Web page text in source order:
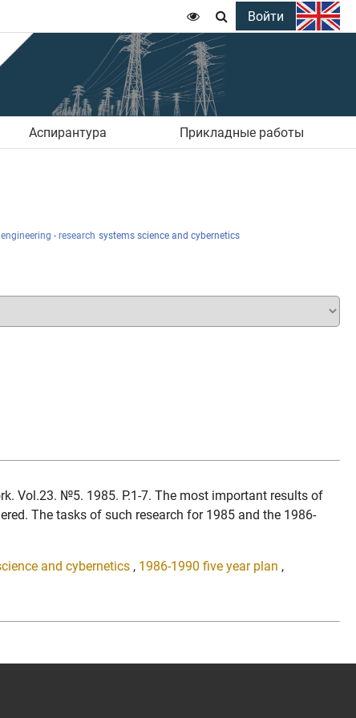
  Войти
Аспирантура Прикладные работы
- research systems science and cybernetics
Vol.23. №5. 1985. P.1-7. The most important results of
The tasks of such research for 1985 and the 1986-
and cybernetics , 1986-1990 five year plan ,